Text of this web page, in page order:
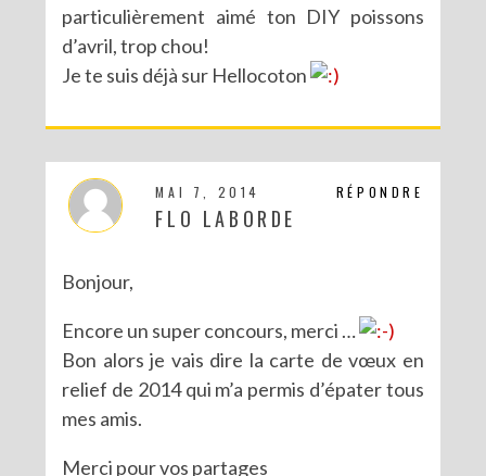
particulièrement aimé ton DIY poissons
d’avril, trop chou!
Je te suis déjà sur Hellocoton
RÉPONDRE
MAI 7, 2014
FLO LABORDE
Bonjour,
Encore un super concours, merci …
Bon alors je vais dire la carte de vœux en
relief de 2014 qui m’a permis d’épater tous
mes amis.
Merci pour vos partages